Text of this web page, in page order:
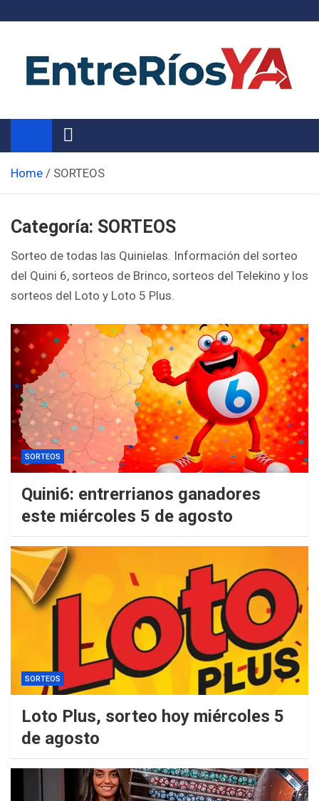
Noticias de Entre Ríos
Información de toda la provincia ahora
Home SORTEOS
Categoría: SORTEOS
Sorteo de todas las Quinielas. Información del sorteo
del Quini 6, sorteos de Brinco, sorteos del Telekino y los
sorteos del Loto y Loto 5 Plus.
SORTEOS
Quini6: entrerrianos ganadores
este miércoles 5 de agosto
SORTEOS
Loto Plus, sorteo hoy miércoles 5
de agosto